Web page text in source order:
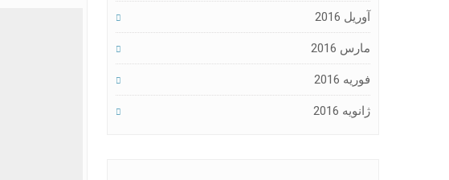
آوریل 2016
مارس 2016
فوریه 2016
ژانویه 2016